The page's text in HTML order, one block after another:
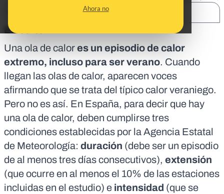
Ahora no
En corto:
Una ola de calores un episodio de calor
extremo, incluso para ser verano. Cuando
llegan lasolas de calor, aparecen voces
afirmando que se trata del típico calor veraniego.
Pero no es así. En España, para decir que hay
una ola de calor, deben cumplirsetres
condiciones establecidas por la Agencia Estatal
de Meteorología: duración (debe ser un episodio
de al menos tres días consecutivos), extensión
(que ocurre en al menos el 10% de las estaciones
incluidas en el estudio) e intensidad (que se